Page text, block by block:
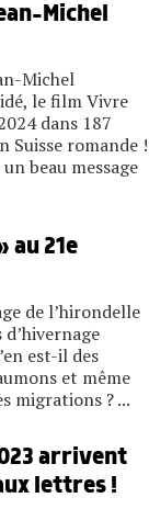
Michel
Michel
le film Vivre
dans 187
Suisse romande !
beau message
au 21e
de l’hirondelle
est-il des
et même
migrations ? ...
arrivent
lettres !